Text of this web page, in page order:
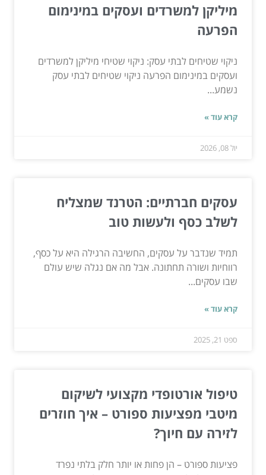
מיליקן למשרדים ועסקים במינימום
הפרעה
ניקוי שטיחים לבתי עסק: ניקוי שטיחי מיליקן למשרדים
ועסקים במינימום הפרעה ניקוי שטיחים לבתי עסק
נשמע...
קרא עוד »
יול 08, 2026
עסקים חברתיים: הטרנד שמצליח
לשלב כסף ולעשות טוב
תמיד שנדבר על עסקים, החשיבה הרגילה היא על כסף,
רווחיות ושורה תחתונה. אבל מה אם נגלה שיש עולם
שבו עסקים...
קרא עוד »
ספט 21, 2025
טיפול אורטופדי מקצועי לשיקום
מיטבי מפציעות ספורט – איך חוזרים
לזירה עם חיוך?
פציעות ספורט – הן פחות או יותר חלק בלתי נפרד